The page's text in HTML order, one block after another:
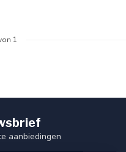
1
aanbiedingen